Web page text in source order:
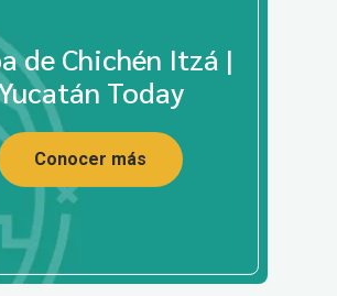
de Chichén Itzá |
Today
Conocer más